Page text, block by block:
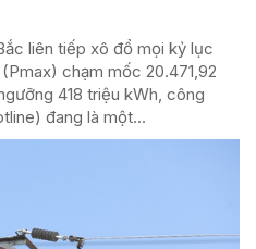
liên tiếp xô đổ mọi kỷ lục
chạm mốc 20.471,92
418 triệu kWh, công
đang là một...